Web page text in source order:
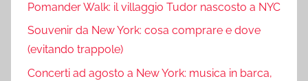
Pomander Walk: il villaggio Tudor nascosto a NYC
Souvenir da New York: cosa comprare e dove
(evitando trappole)
Concerti ad agosto a New York: musica in barca,